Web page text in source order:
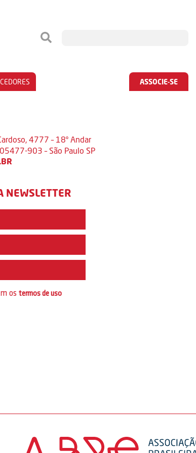
ASSOCIE-SE
4777 – 18º Andar
903 – São Paulo SP
NEWSLETTER
ostermos de uso